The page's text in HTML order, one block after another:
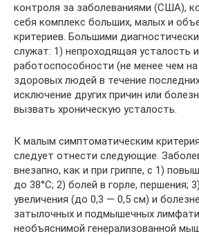
контроля за заболеваниями (США),
себя комплекс больших, малых и
критериев. Большими
служат: 1) непроходящая усталость
работоспособности (не менее чем на
здоровых людей в течение
исключение других причин или
вызвать хроническую усталость.
К малым симптоматическим
следует отнести следующие.
внезапно, как и при гриппе, с 1)
до 38°С; 2) болей в горле, першения;
увеличения (до 0,3 — 0,5 см) и
затылочных и подмышечных
необъяснимой генерализованной